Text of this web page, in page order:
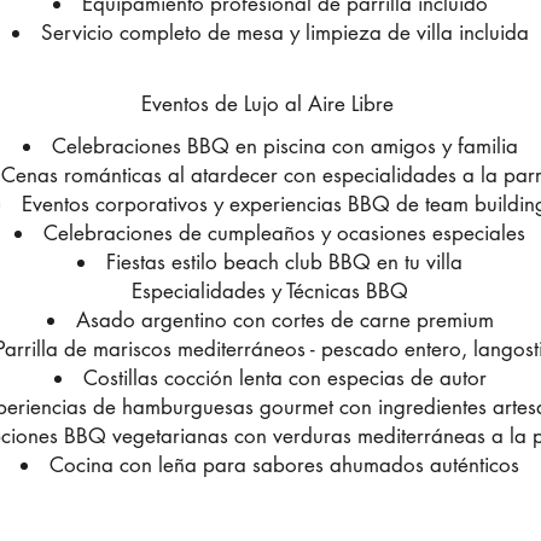
Servicio completo de mesa y limpieza de villa incluida
Eventos de Lujo al Aire Libre
Celebraciones BBQ en piscina con amigos y familia
Cenas románticas al atardecer con especialidades a la
Eventos corporativos y experiencias BBQ de team
Celebraciones de cumpleaños y ocasiones especiales
Fiestas estilo beach club BBQ en tu villa
Especialidades y Técnicas BBQ
Asado argentino con cortes de carne premium
de mariscos mediterráneos - pescado entero,
Costillas cocción lenta con especias de autor
de hamburguesas gourmet con ingredientes
BBQ vegetarianas con verduras mediterráneas a la
Cocina con leña para sabores ahumados auténticos